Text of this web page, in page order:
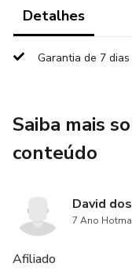
Detalhes
Garantia de 7 dias
Saiba mais
conteúdo
David
7 Ano
Afiliado